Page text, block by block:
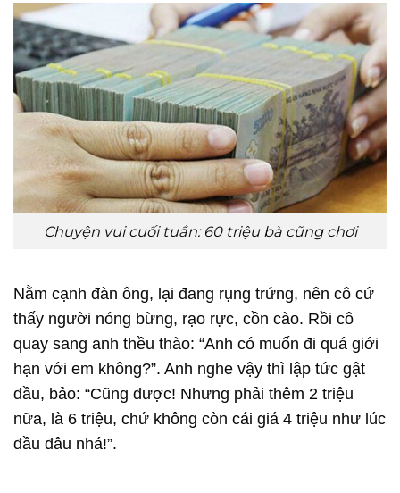
Chuyện vui cuối tuần: 60 triệu bà cũng chơi
Nằm cạnh đàn ông, lại đang rụng trứng, nên cô cứ
thấy người nóng bừng, rạo rực, cồn cào. Rồi cô
quay sang anh thều thào: “Anh có muốn đi quá giới
hạn với em không?”. Anh nghe vậy thì lập tức gật
đầu, bảo: “Cũng được! Nhưng phải thêm 2 triệu
nữa, là 6 triệu, chứ không còn cái giá 4 triệu như lúc
đầu đâu nhá!”.